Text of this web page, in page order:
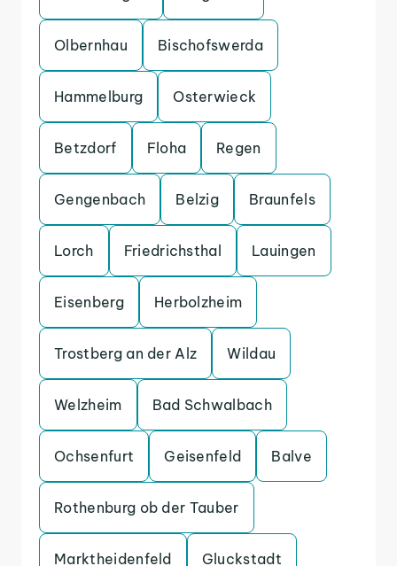
Olbernhau Bischofswerda
Hammelburg Osterwieck
Betzdorf Floha Regen
Gengenbach Belzig Braunfels
Lorch Friedrichsthal Lauingen
Eisenberg Herbolzheim
Trostberg an der Alz Wildau
Welzheim Bad Schwalbach
Ochsenfurt Geisenfeld Balve
Rothenburg ob der Tauber
Marktheidenfeld Gluckstadt